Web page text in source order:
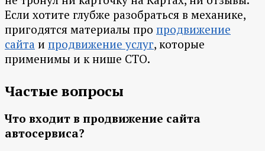
Если хотите глубже разобраться в механике,
пригодятся материалы про продвижение
сайта и продвижение услуг, которые
применимы и к нише СТО.
Частые вопросы
Что входит в продвижение сайта
автосервиса?